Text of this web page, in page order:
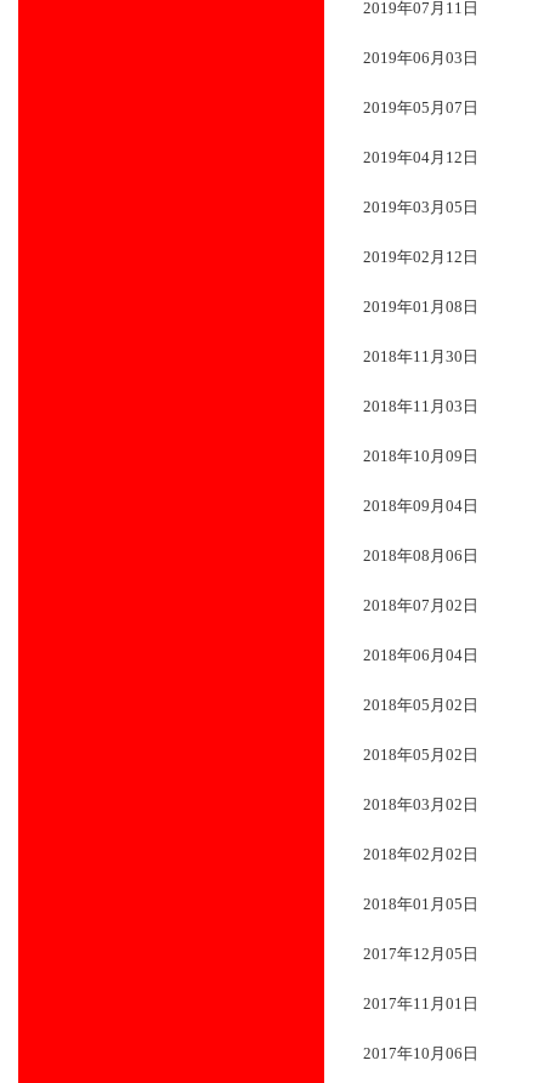
2019年07月11日
2019年06月03日
2019年05月07日
2019年04月12日
2019年03月05日
2019年02月12日
2019年01月08日
2018年11月30日
2018年11月03日
2018年10月09日
2018年09月04日
2018年08月06日
2018年07月02日
2018年06月04日
2018年05月02日
2018年05月02日
2018年03月02日
2018年02月02日
2018年01月05日
2017年12月05日
2017年11月01日
2017年10月06日